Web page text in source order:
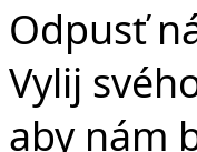
Odpusť
Vylij
aby nám